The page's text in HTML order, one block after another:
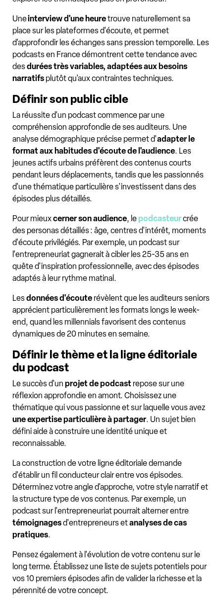
Uneinterview d'une heuretrouve naturellement sa
place sur les plateformes d'écoute, et permet
d'approfondir les échanges sans pression temporelle. Les
podcasts en France démontrent cette tendance avec
desdurées très variables, adaptées aux besoins
narratifs plutôt qu'aux contraintes techniques.
Définir son public cible
La réussite d'un podcast commence par une
compréhension approfondie de ses auditeurs. Une
analyse démographique précise permet d'adapter le
format aux habitudes d'écoute de l'audience. Les
jeunes actifs urbains préfèrent des contenus courts
pendant leurs déplacements, tandis que les passionnés
d'une thématique particulière s'investissent dans des
épisodes plus détaillés.
Pour mieuxcerner son audience, lepodcasteurcrée
des personas détaillés : âge, centres d'intérêt, moments
d'écoute privilégiés. Par exemple, un podcast sur
l'entrepreneuriat gagnerait à cibler les 25-35 ans en
quête d'inspiration professionnelle, avec des épisodes
adaptés à leur rythme matinal.
Lesdonnées d'écoute révèlent que les auditeurs seniors
apprécient particulièrement les formats longs le week-
end, quand les millennials favorisent des contenus
dynamiques de 20 minutes en semaine.
Définir le thème et la ligne éditoriale
du podcast
Le succès d'un projet de podcast repose sur une
réflexion approfondie en amont. Choisissez une
thématique qui vous passionne et sur laquelle vous avez
une expertise particulière à partager. Un sujet bien
défini aide à construire une identité unique et
reconnaissable.
La construction de votre ligne éditoriale demande
d'établir un fil conducteur clair entre vos épisodes.
Déterminez votre angle d'approche, votre style narratif et
la structure type de vos contenus. Par exemple, un
podcast sur l'entrepreneuriat pourrait alterner entre
témoignagesd'entrepreneurs etanalyses de cas
pratiques.
Pensez également à l'évolution de votre contenu sur le
long terme. Établissez une liste de sujets potentiels pour
vos 10 premiers épisodes afin de valider la richesse et la
pérennité de votre concept.